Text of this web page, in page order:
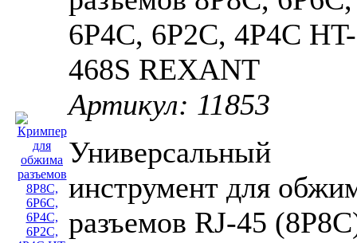
6P4C, 6P2C, 4P4C HT-
468S REXANT
Артикул: 11853
Универсальный
инструмент для
разъемов RJ-45